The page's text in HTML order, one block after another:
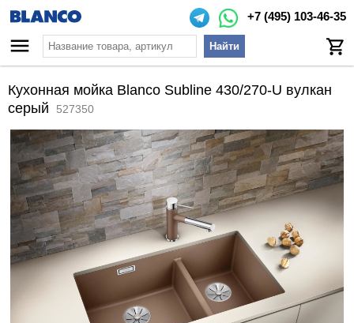
+7 (495) 103-46-35
Найти
Кухонная мойка Blanco Subline 430/270-U вулкан
серый
527350